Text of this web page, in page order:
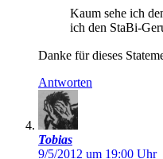
Kaum sehe ich
ich den StaBi-
Danke für dieses
Antworten
Tobias
9/5/2012 um 19:00 Uhr